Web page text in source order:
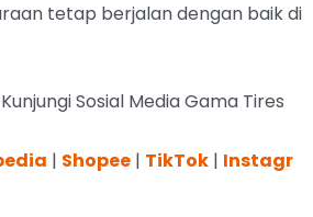
tetap berjalan dengan baik di
Sosial Media Gama Tires
| Shopee| TikTok| Instagr